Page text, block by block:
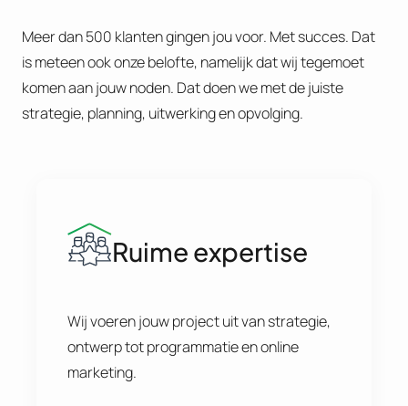
Meer dan 500 klanten gingen jou voor. Met succes. Dat
is meteen ook onze belofte, namelijk dat wij tegemoet
komen aan jouw noden. Dat doen we met de juiste
strategie, planning, uitwerking en opvolging.
Ruime expertise
Wij voeren jouw project uit van strategie,
ontwerp tot programmatie en online
marketing.